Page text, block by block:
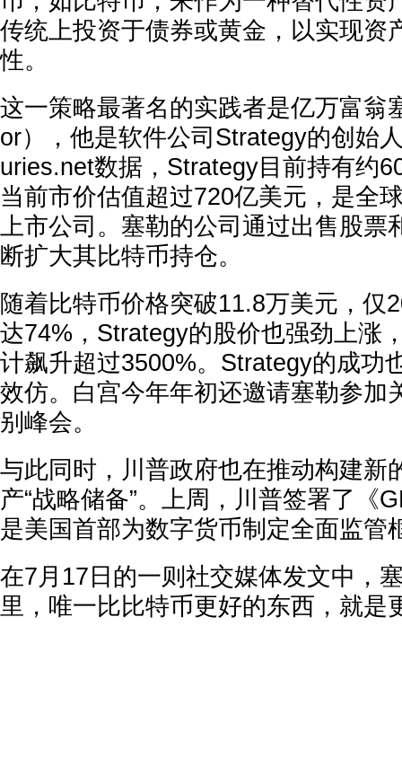
传统上投资于债券或黄金，以实现资
性。
这一策略最著名的实践者是亿万富翁
or），他是软件公司Strategy的创始
uries.net数据，Strategy目前持有约
当前市价估值超过720亿美元，是全
上市公司。塞勒的公司通过出售股票
断扩大其比特币持仓。
随着比特币价格突破11.8万美元，仅
达74%，Strategy的股价也强劲上涨
计飙升超过3500%。Strategy的成功
效仿。白宫今年年初还邀请塞勒参加
别峰会。
与此同时，川普政府也在推动构建新
产“战略储备”。上周，川普签署了《
是美国首部为数字货币制定全面监管
在7月17日的一则社交媒体发文中，
里，唯一比比特币更好的东西，就是